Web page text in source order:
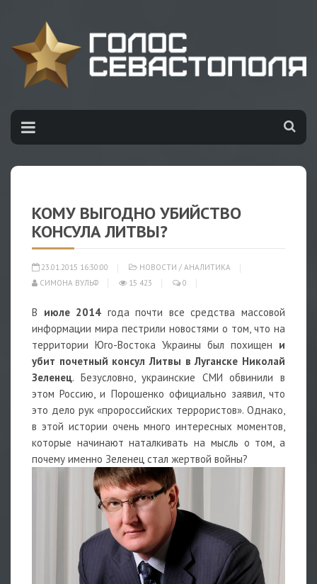
КОМУ ВЫГОДНО УБИЙСТВО
КОНСУЛА ЛИТВЫ?
23.01.2015 16:30:00 НОВОСТИ / АНАЛИТИКА
СИМОНА ВУЛЬФ
15 423 0
В июле 2014 года почти все средства массовой
информации мира пестрили новостями о том, что на
территории Юго-Востока Украины был похищен и
убит почетный консул Литвы в Луганске Николай
Зеленец. Безусловно, украинские СМИ обвинили в
этом Россию, и Порошенко официально заявил, что
это дело рук «пророссийских террористов». Однако,
в этой истории очень много интересных моментов,
которые начинают наталкивать на мысль о том, а
почему именно Зеленец стал жертвой войны?